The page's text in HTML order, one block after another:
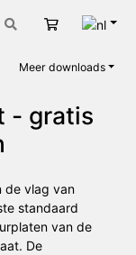
Winkelwagen
Meer downloads
- gratis
de vlag van
standaard
van de
De